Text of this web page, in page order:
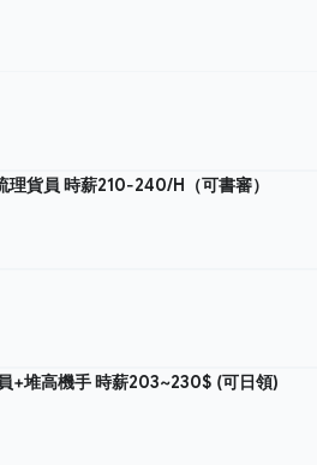
貨員 時薪210-240/H（可書審）
+堆高機手 時薪203~230$ (可日領)